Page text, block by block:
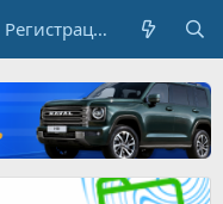
Регистрация